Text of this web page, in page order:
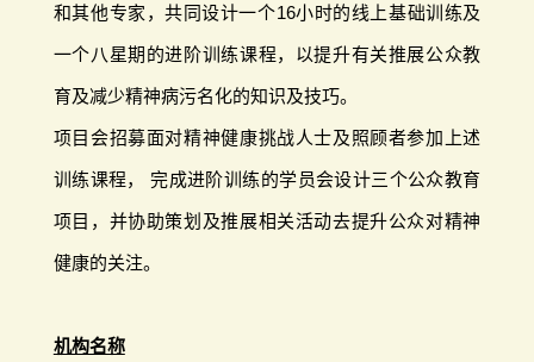
和其他专家，共同设计一个16小时的线上基础训练及
一个八星期的进阶训练课程，以提升有关推展公众教
育及减少精神病污名化的知识及技巧。
项目会招募面对精神健康挑战人士及照顾者参加上述
训练课程， 完成进阶训练的学员会设计三个公众教育
项目，并协助策划及推展相关活动去提升公众对精神
健康的关注。
机构名称